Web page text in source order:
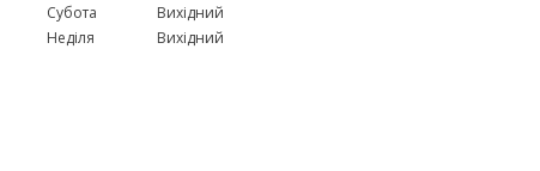
Субота
Вихідний
Неділя
Вихідний